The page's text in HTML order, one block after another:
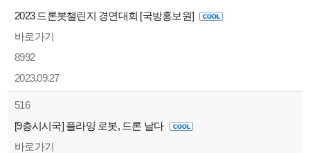
2023 드론봇챌린지 경연대회 [국방홍보원]
바로가기
8992
2023.09.27
516
[9층시시국] 플라잉 로봇, 드론 날다
바로가기